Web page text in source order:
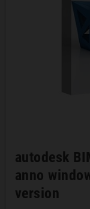
autodesk
anno
version